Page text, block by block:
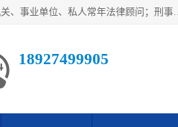
广东鹏合律师事务所主要业务范围：法律顾问、刑事案件、劳动争议；主要业务有：机关、事业单位、私人常年法律顾问；刑
18927499905